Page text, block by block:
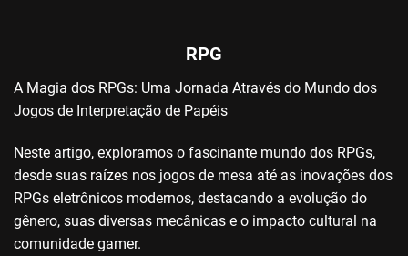
RPG
A Magia dos RPGs: Uma Jornada Através do Mundo dos
Jogos de Interpretação de Papéis
Neste artigo, exploramos o fascinante mundo dos RPGs,
desde suas raízes nos jogos de mesa até as inovações dos
RPGs eletrônicos modernos, destacando a evolução do
gênero, suas diversas mecânicas e o impacto cultural na
comunidade gamer.